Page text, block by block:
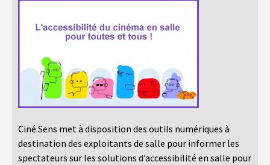
Ciné Sens met à disposition des outils numériques à
destination des exploitants de salle pour informer les
spectateurs sur les solutions d’accessibilité en salle pour